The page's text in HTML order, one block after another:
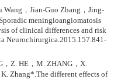
Wang，Jian-Guo Zhang，Jing-
meningioangiomatosis
of clinical differences and risk
Neurochirurgica.2015.157.841-
，Z. HE，M. ZHANG，X.
Zhang*.The different effects of